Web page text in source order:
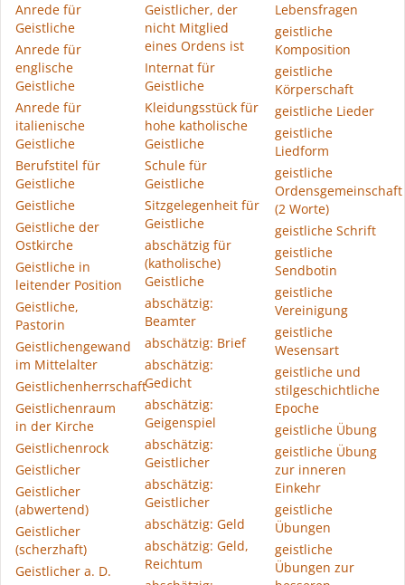
Anrede für
Geistliche
Anrede für
englische
Geistliche
Anrede für
italienische
Geistliche
Berufstitel für
Geistliche
Geistliche
Geistliche der
Ostkirche
Geistliche in
leitender Position
Geistliche,
Pastorin
Geistlichengewand
im Mittelalter
Geistlichenherrschaft
Geistlichenraum
in der Kirche
Geistlichenrock
Geistlicher
Geistlicher
(abwertend)
Geistlicher
(scherzhaft)
Geistlicher a. D.
Geistlicher, der
nicht Mitglied
eines Ordens ist
Internat für
Geistliche
Kleidungsstück für
hohe katholische
Geistliche
Schule für
Geistliche
Sitzgelegenheit für
Geistliche
abschätzig für
(katholische)
Geistliche
abschätzig:
Beamter
abschätzig: Brief
abschätzig:
Gedicht
abschätzig:
Geigenspiel
abschätzig:
Geistlicher
abschätzig:
Geistlicher
abschätzig: Geld
abschätzig: Geld,
Reichtum
Lebensfragen
geistliche
Komposition
geistliche
Körperschaft
geistliche Lieder
geistliche
Liedform
geistliche
Ordensgemeinschaft
(2 Worte)
geistliche Schrift
geistliche
Sendbotin
geistliche
Vereinigung
geistliche
Wesensart
geistliche und
stilgeschichtliche
Epoche
geistliche Übung
geistliche Übung
zur inneren
Einkehr
geistliche
Übungen
geistliche
Übungen zur